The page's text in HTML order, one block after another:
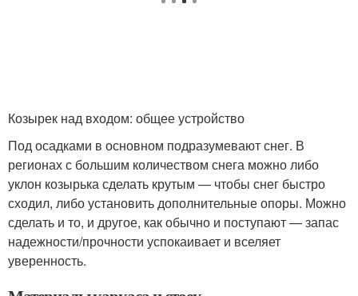
Козырек над входом: общее устройство
Под осадками в основном подразумевают снег. В
регионах с большим количеством снега можно либо
уклон козырька сделать крутым — чтобы снег быстро
сходил, либо установить дополнительные опоры. Можно
сделать и то, и другое, как обычно и поступают — запас
надежности/прочности успокаивает и вселяет
уверенность.